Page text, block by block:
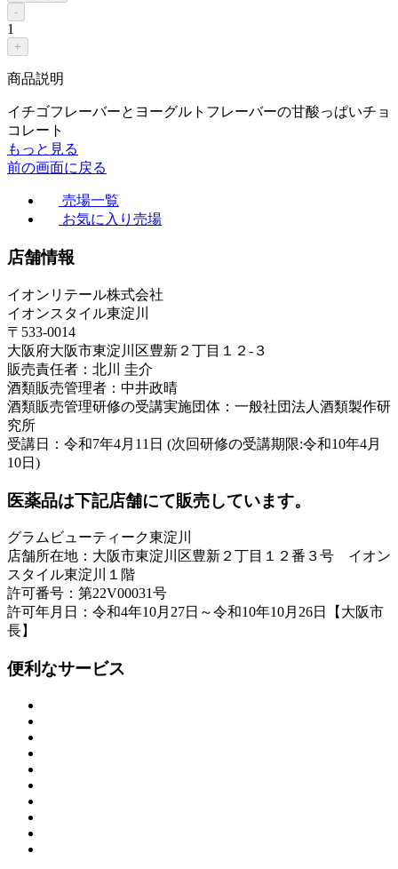
-
1
+
商品説明
イチゴフレーバーとヨーグルトフレーバーの甘酸っぱいチョ
コレート
もっと見る
前の画面に戻る
売場一覧
お気に入り売場
店舗情報
イオンリテール株式会社
イオンスタイル東淀川
〒533-0014
大阪府大阪市東淀川区豊新２丁目１２-３
販売責任者：北川 圭介
酒類販売管理者：中井政晴
酒類販売管理研修の受講実施団体：一般社団法人酒類製作研
究所
受講日：令和7年4月11日 (次回研修の受講期限:令和10年4月
10日)
医薬品は下記店舗にて販売しています。
グラムビューティーク東淀川
店舗所在地：大阪市東淀川区豊新２丁目１２番３号 イオン
スタイル東淀川１階
許可番号：第22V00031号
許可年月日：令和4年10月27日～令和10年10月26日【大阪市
長】
便利なサービス